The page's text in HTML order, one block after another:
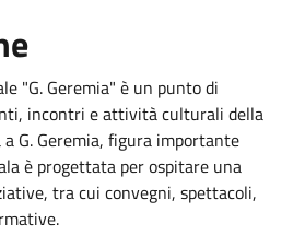
"G. Geremia" è un punto di
incontri e attività culturali della
G. Geremia, figura importante
è progettata per ospitare una
tra cui convegni, spettacoli,